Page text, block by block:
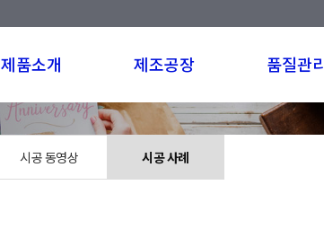
제품소개 제조공장 품질관리
시공 동영상 시공 사례